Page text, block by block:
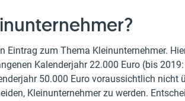
Eintrag zum Thema Kleinunternehmer.
Kalenderjahr 22.000 Euro (bis
50.000 Euro voraussichtlich nicht
Kleinunternehmer zu werden.